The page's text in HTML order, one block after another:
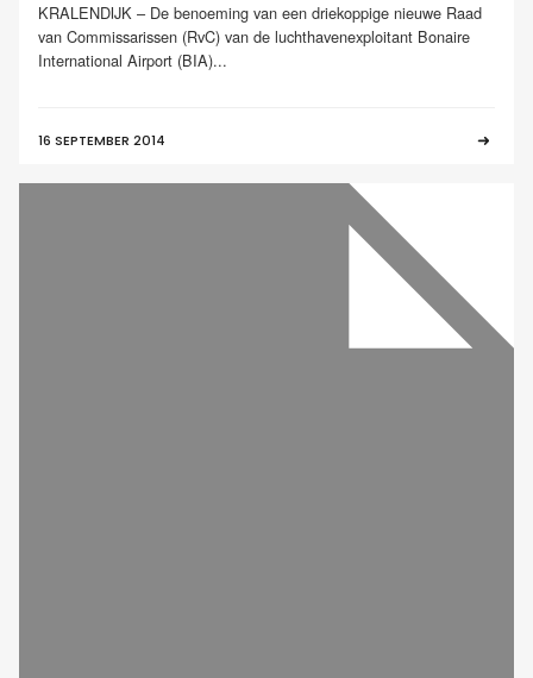
KRALENDIJK – De benoeming van een driekoppige nieuwe Raad
van Commissarissen (RvC) van de luchthavenexploitant Bonaire
International Airport (BIA)...
16 SEPTEMBER 2014